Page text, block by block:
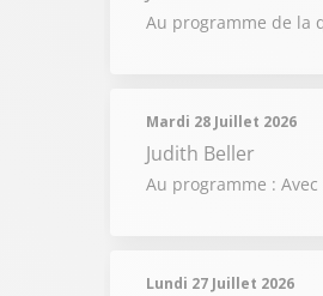
Au programme de la
Mardi 28 Juillet 2026
Judith Beller
Au programme :
Lundi 27 Juillet 2026